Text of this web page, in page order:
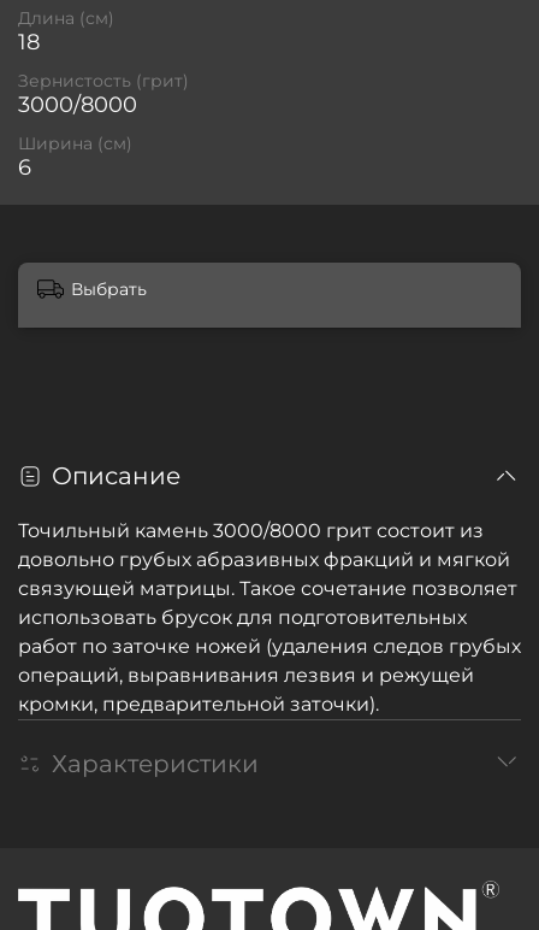
Длина (см)
18
Зернистость (грит)
3000/8000
Ширина (см)
6
Выбрать
Описание
Точильный камень 3000/8000 грит состоит из
довольно грубых абразивных фракций и мягкой
связующей матрицы. Такое сочетание позволяет
использовать брусок для подготовительных
работ по заточке ножей (удаления следов грубых
операций, выравнивания лезвия и режущей
кромки, предварительной заточки).
Характеристики